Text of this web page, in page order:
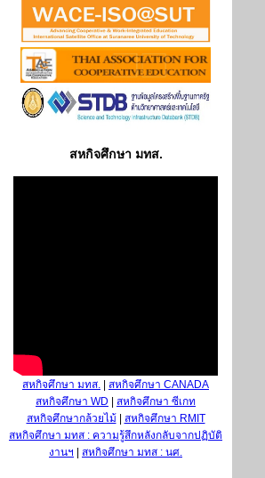
สหกิจศึกษา มทส.
สหกิจศึกษา มทส.
สหกิจศึกษา CANADA
สหกิจศึกษา WD
สหกิจศึกษา ซีเกท
สหกิจศึกษากล้วยไม้
สหกิจศึกษา RMIT
สหกิจศึกษา มทส : ความรู้สึกหลังกลับจากปฏิบัติ
งานฯ
สหกิจศึกษา มทส : นศ.